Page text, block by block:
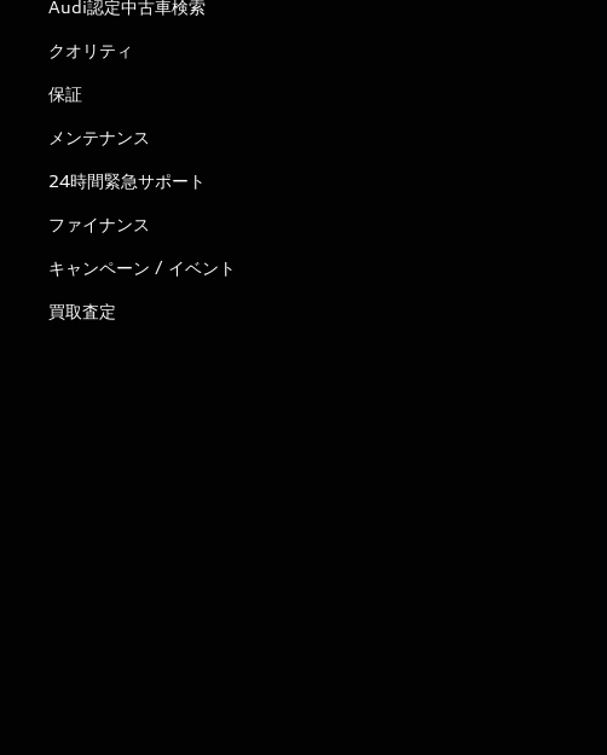
Audi認定中古車検索
クオリティ
保証
メンテナンス
24時間緊急サポート
ファイナンス
キャンペーン / イベント
買取査定